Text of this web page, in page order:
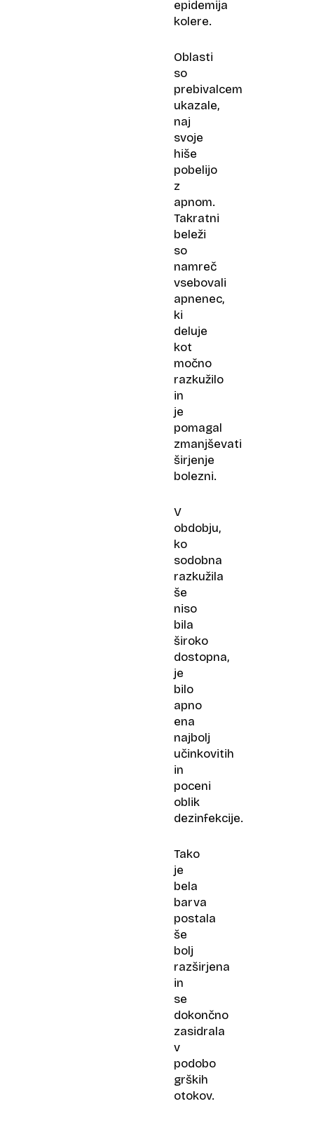
epidemija
kolere.
Oblasti
so
prebivalcem
ukazale,
naj
svoje
hiše
pobelijo
z
apnom.
Takratni
beleži
so
namreč
vsebovali
apnenec,
ki
deluje
kot
močno
razkužilo
in
je
pomagal
zmanjševati
širjenje
bolezni.
V
obdobju,
ko
sodobna
razkužila
še
niso
bila
široko
dostopna,
je
bilo
apno
ena
najbolj
učinkovitih
in
poceni
oblik
dezinfekcije.
Tako
je
bela
barva
postala
še
bolj
razširjena
in
se
dokončno
zasidrala
v
podobo
grških
otokov.